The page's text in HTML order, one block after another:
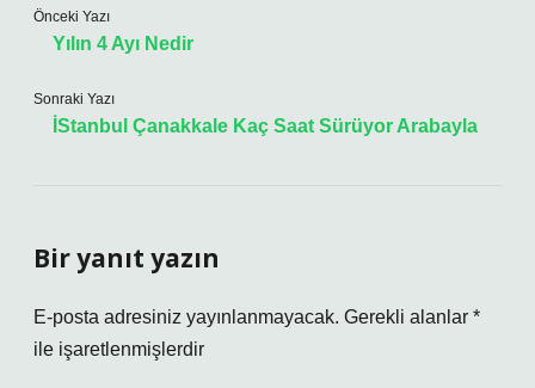
Önceki Yazı
Yılın 4 Ayı Nedir
Sonraki Yazı
İStanbul Çanakkale Kaç Saat Sürüyor Arabayla
Bir yanıt yazın
E-posta adresiniz yayınlanmayacak. Gerekli alanlar *
ile işaretlenmişlerdir